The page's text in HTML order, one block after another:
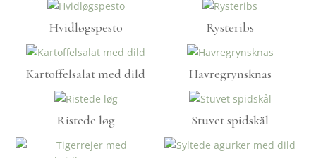
Hvidløgspesto Rysteribs
Kartoffelsalat med dild Havregrynsknas
Ristede løg Stuvet spidskål